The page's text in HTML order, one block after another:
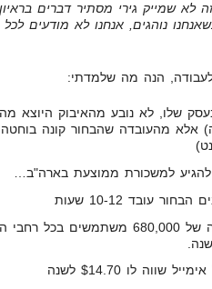
לא שמייק גירי מסתיר דברים
נוהגים, אנחנו לא מודעים לכל
הנה מה שלמדתי:
שלו, לא נובע מהאיבוק היוצא
אלא מהעובדה שהבחור קונה
למשכורת ממוצעת בארה"ב…
עובד 10-12 שעות
יש לבחור רשימה של 680,000
לו $14.70 לשנה